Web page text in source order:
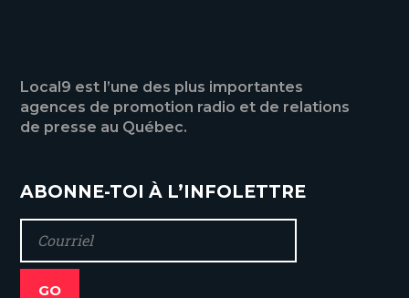
Local9 est l’une des plus importantes
agences de promotion radio et de relations
de presse au Québec.
ABONNE-TOI À L’INFOLETTRE